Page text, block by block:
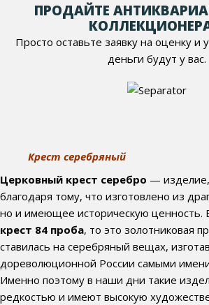
ПРОДАЙТЕ
Просто оставьте заявку на оценку и
деньги будут у вас.
Крест серебряный
Церковный крест серебро —
благодаря тому, что изготовлено из
но и имеющее историческую ценность.
крест 84 проба, то это золотниковая
ставилась на серебряный вещах,
дореволюционной России самыми
Именно поэтому в наши дни такие
редкостью и имеют высокую